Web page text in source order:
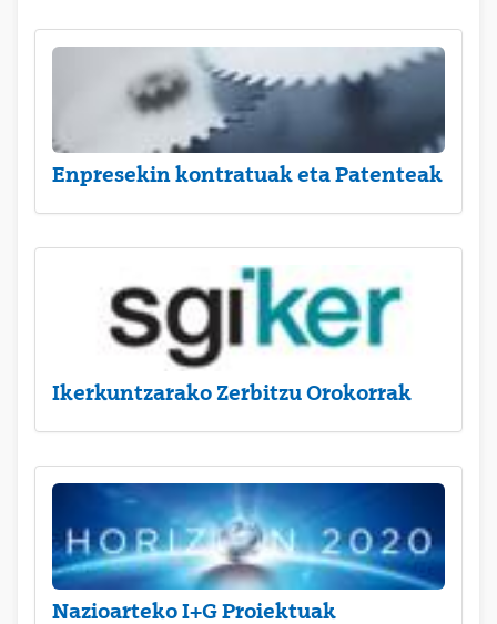
Enpresekin kontratuak eta Patenteak
Ikerkuntzarako Zerbitzu Orokorrak
Nazioarteko I+G Proiektuak